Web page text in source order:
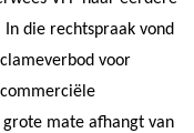
die rechtspraak vond
voor
grote mate afhangt van